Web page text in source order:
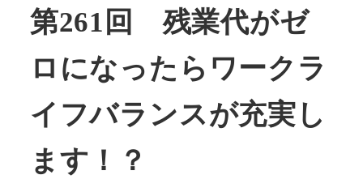
第261回 残業代がゼ
ロになったらワークラ
イフバランスが充実し
ます！？